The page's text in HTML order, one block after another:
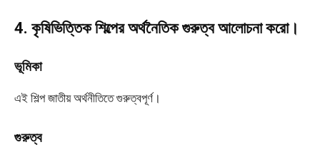
4. কৃষিভিত্তিক শিল্পের অর্থনৈতিক গুরুত্ব আলোচনা করো।
ভূমিকা
এই শিল্প জাতীয় অর্থনীতিতে গুরুত্বপূর্ণ।
গুরুত্ব